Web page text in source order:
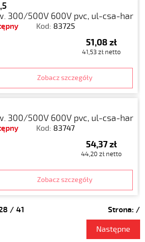
300/500V 600V pvc, ul-csa-har
Kod: 83725
51,08 zł
41,53 zł netto
Zobacz szczegóły
300/500V 600V pvc, ul-csa-har
Kod: 83747
54,37 zł
44,20 zł netto
Zobacz szczegóły
/ 41 Strona: /
Następne